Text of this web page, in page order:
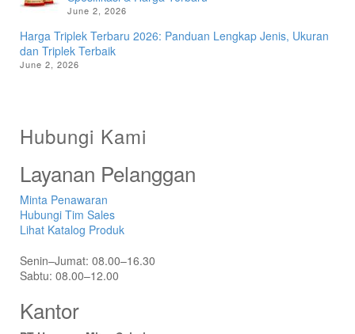
June 2, 2026
Harga Triplek Terbaru 2026: Panduan Lengkap Jenis, Ukuran
dan Triplek Terbaik
June 2, 2026
Hubungi Kami
Layanan Pelanggan
Minta Penawaran
Hubungi Tim Sales
Lihat Katalog Produk
Senin–Jumat: 08.00–16.30
Sabtu: 08.00–12.00
Kantor